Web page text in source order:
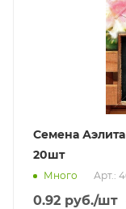
Семена
20шт
Много Арт.:
0.92 руб./шт